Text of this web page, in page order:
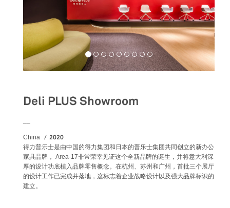
Deli PLUS Showroom
China 2020
得力普乐士是由中国的得力集团和日本的普乐士集团共同创立的新办公
家具品牌， Area-17非常荣幸见证这个全新品牌的诞生，并将意大利深
厚的设计功底植入品牌零售概念。在杭州、苏州和广州，首批三个展厅
的设计工作已完成并落地，这标志着企业战略设计以及强大品牌标识的
建立。